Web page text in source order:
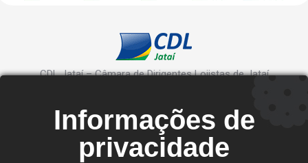
CDL Jataí – Câmara de Dirigentes Lojistas de Jataí
Ver no mapa
comercial@cdljatai
(64) 99602 - 8923
Informações de
privacidade